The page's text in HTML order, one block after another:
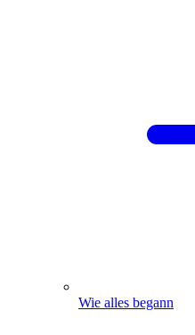
Wie alles begann